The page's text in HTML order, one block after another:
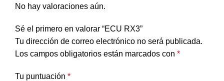
No hay valoraciones aún.
Sé el primero en valorar “ECU RX3”
Tu dirección de correo electrónico no será publicada.
Los campos obligatorios están marcados con *
Tu puntuación *